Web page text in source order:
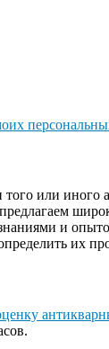
или иного
и
их